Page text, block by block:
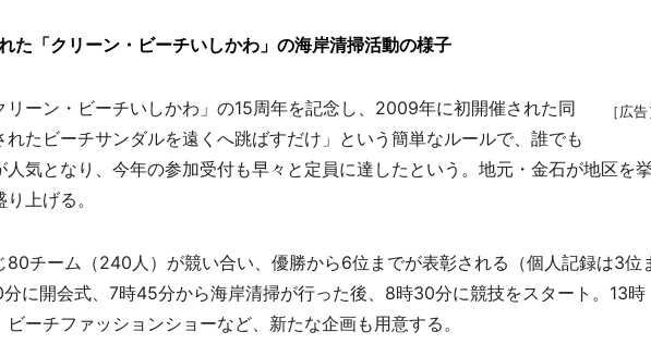
た「クリーン・ビーチいしかわ」の海岸清掃活動の様子
［広告
ーン・ビーチいしかわ」の15周年を記念し、2009年に初開催された同
れたビーチサンダルを遠くへ跳ばすだけ」という簡単なルールで、誰でも
人気となり、今年の参加受付も早々と定員に達したという。地元・金石が地区を挙
上げる。
チーム（240人）が競い合い、優勝から6位までが表彰される（個人記録は3位
に開会式、7時45分から海岸清掃が行った後、8時30分に競技をスタート。13時
ーチファッションショーなど、新たな企画も用意する。